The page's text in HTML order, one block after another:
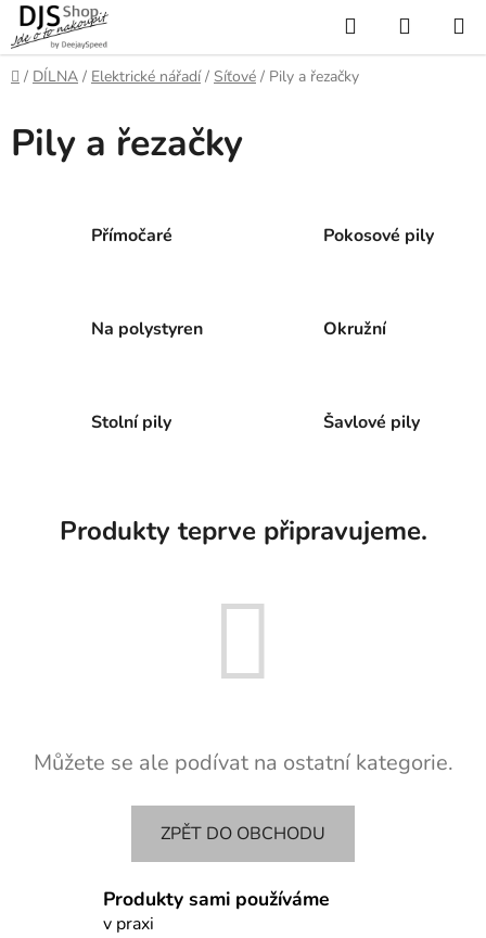
Přejít
na
obsah
Hledat
KOŠÍK
Domů
/ DÍLNA / Elektrické nářadí / Síťové / Pily a řezačky
Pily a řezačky
Přímočaré Pokosové pily
Na polystyren Okružní
Stolní pily Šavlové pily
Produkty teprve připravujeme.
Můžete se ale podívat na ostatní kategorie.
ZPĚT DO OBCHODU
Produkty sami používáme
v praxi